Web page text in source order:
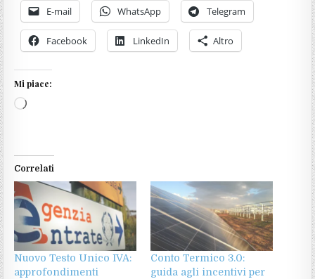
E-mail WhatsApp Telegram
Facebook LinkedIn Altro
Mi piace:
Caricamento
Correlati
Nuovo Testo Unico IVA:
approfondimenti
Conto Termico 3.0:
guida agli incentivi per